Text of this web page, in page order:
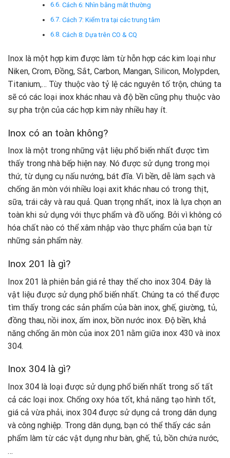
Cách 6: Nhìn bằng mắt thường
Cách 7: Kiểm tra tại các trung tâm
Cách 8: Dựa trên CO & CQ
Inox là một hợp kim được làm từ hỗn hợp các kim loại như
Niken, Crom, Đồng, Sắt, Carbon, Mangan, Silicon, Molypden,
Titanium,… Tùy thuộc vào tỷ lệ các nguyên tố trộn, chúng ta
sẽ có các loại inox khác nhau và độ bền cũng phụ thuộc vào
sự pha trộn của các hợp kim này nhiều hay ít.
Inox có an toàn không?
Inox là một trong những vật liệu phổ biến nhất được tìm
thấy trong nhà bếp hiện nay. Nó được sử dụng trong mọi
thứ, từ dụng cụ nấu nướng, bát đĩa. Vì bền, dễ làm sạch và
chống ăn mòn với nhiều loại axit khác nhau có trong thịt,
sữa, trái cây và rau quả. Quan trọng nhất, inox là lựa chọn an
toàn khi sử dụng với thực phẩm và đồ uống. Bởi vì không có
hóa chất nào có thể xâm nhập vào thực phẩm của bạn từ
những sản phẩm này.
Inox 201 là gì?
Inox 201 là phiên bản giá rẻ thay thế cho inox 304. Đây là
vật liệu được sử dụng phổ biến nhất. Chúng ta có thể được
tìm thấy trong các sản phẩm của bàn inox, ghế, giường, tủ,
đồng thau, nồi inox, ấm inox, bồn nước inox. Độ bền, khả
năng chống ăn mòn của inox 201 nằm giữa inox 430 và inox
304.
Inox 304 là gì?
Inox 304 là loại được sử dụng phổ biến nhất trong số tất
cả các loại inox. Chống oxy hóa tốt, khả năng tạo hình tốt,
giá cả vừa phải, inox 304 được sử dụng cả trong dân dụng
và công nghiệp. Trong dân dụng, bạn có thể thấy các sản
phẩm làm từ các vật dụng như bàn, ghế, tủ, bồn chứa nước,
…